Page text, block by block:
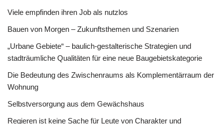
Viele empfinden ihren Job als nutzlos
Bauen von Morgen – Zukunftsthemen und Szenarien
„Urbane Gebiete“ – baulich-gestalterische Strategien und
stadträumliche Qualitäten für eine neue Baugebietskategorie
Die Bedeutung des Zwischenraums als Komplementärraum der
Wohnung
Selbstversorgung aus dem Gewächshaus
Regieren ist keine Sache für Leute von Charakter und